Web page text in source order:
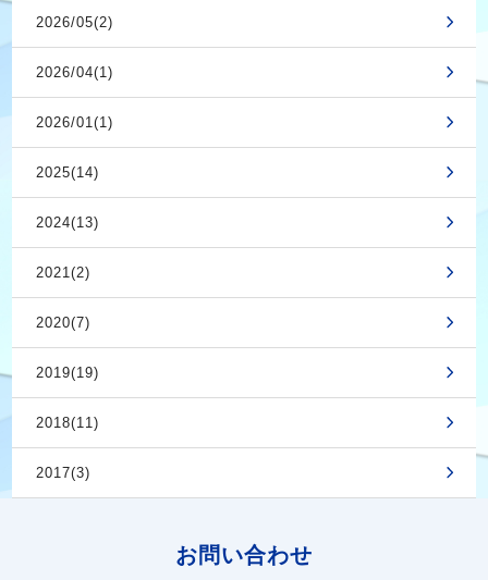
2026/05(2)
2026/04(1)
2026/01(1)
2025(14)
2024(13)
2021(2)
2020(7)
2019(19)
2018(11)
2017(3)
お問い合わせ